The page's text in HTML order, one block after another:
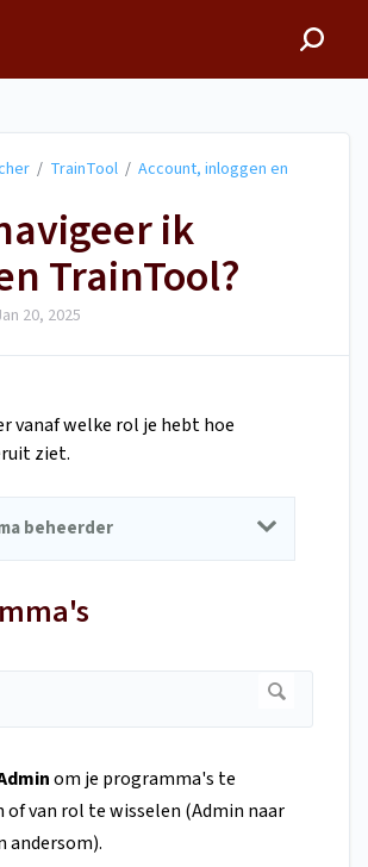
/ TrainTool / Account, inloggen en
ik
TrainTool?
20, 2025
vanaf welke rol je hebt hoe
ziet.
beheerder
om je programma's te
of van rol te wisselen (Admin naar
andersom).